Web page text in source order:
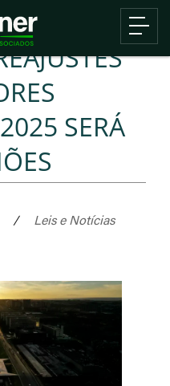
SERÁ
/
Leis e Notícias